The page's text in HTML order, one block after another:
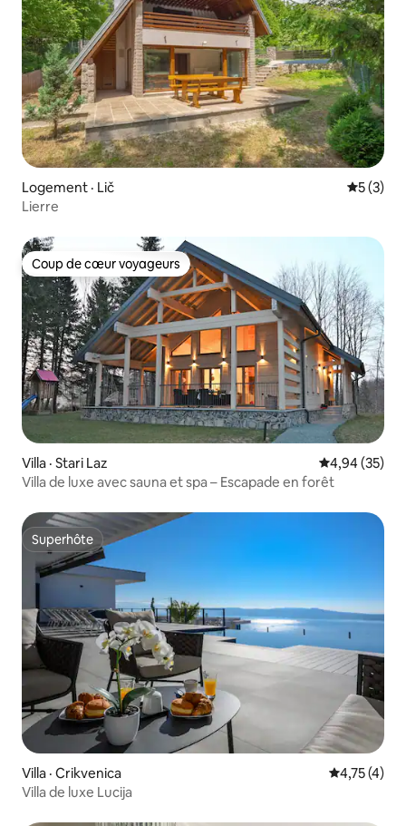
Logement · Lič Note
5 (3)
Lierre
Coup de cœur voyageurs
Coup de cœur voyageurs
Villa · Stari Laz Note
4,94 (35)
Villa de luxe avec sauna et spa – Escapade en forêt
Superhôte
Superhôte
Villa · Crikvenica Note
4,75 (4)
Villa de luxe Lucija